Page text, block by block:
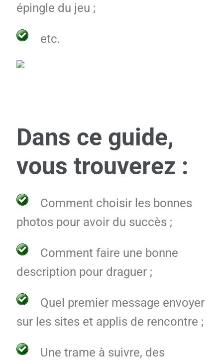
épingle du jeu ;
etc.
Dans ce guide,
vous trouverez :
Comment choisir les bonnes
photos pour avoir du succès ;
Comment faire une bonne
description pour draguer ;
Quel premier message envoyer
sur les sites et applis de rencontre ;
Une trame à suivre, des